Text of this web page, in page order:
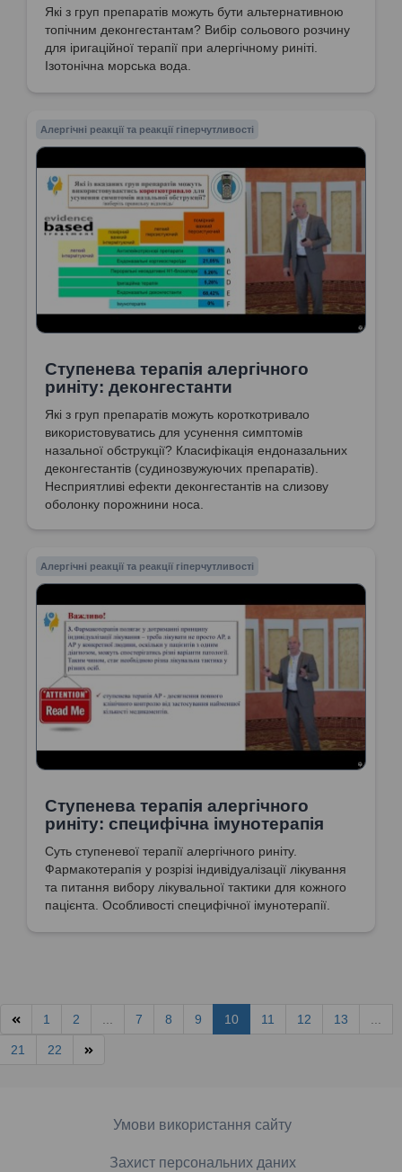
Які з груп препаратів можуть бути альтернативною
топічним деконгестантам? Вибір сольового розчину
для іригаційної терапії при алергічному риніті.
Ізотонічна морська вода.
Алергічні реакції та реакції гіперчутливості
Ступенева терапія алергічного
риніту: деконгестанти
Які з груп препаратів можуть короткотривало
використовуватись для усунення симптомів
назальної обструкції? Класифікація ендоназальних
деконгестантів (судинозвужуючих препаратів).
Несприятливі ефекти деконгестантів на слизову
оболонку порожнини носа.
Алергічні реакції та реакції гіперчутливості
Ступенева терапія алергічного
риніту: специфічна імунотерапія
Суть ступеневої терапії алергічного риніту.
Фармакотерапія у розрізі індивідуалізації лікування
та питання вибору лікувальної тактики для кожного
пацієнта. Особливості специфічної імунотерапії.
1 2 7 8 9 10 11 12 13
21 22
Умови використання сайту
Захист персональних даних